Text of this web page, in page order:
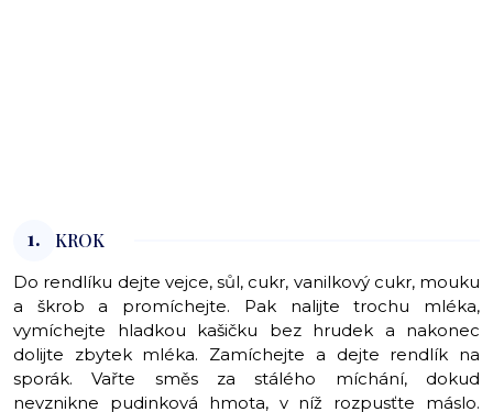
1. KROK
Do rendlíku dejte vejce, sůl, cukr, vanilkový cukr, mouku
a škrob a promíchejte. Pak nalijte trochu mléka,
vymíchejte hladkou kašičku bez hrudek a nakonec
dolijte zbytek mléka. Zamíchejte a dejte rendlík na
sporák. Vařte směs za stálého míchání, dokud
nevznikne pudinková hmota, v níž rozpusťte máslo.